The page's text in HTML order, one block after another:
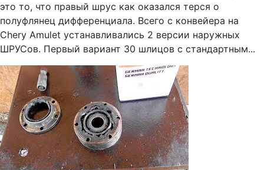
это то, что правый шрус как оказался терся о
полуфлянец дифференциала. Всего с конвейера на
Chery Amulet устанавливались 2 версии наружных
ШРУСов. Первый вариант 30 шлицов с стандартным...